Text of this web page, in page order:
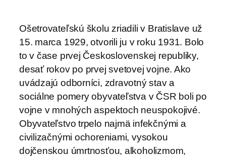
Ošetrovateľskú školu zriadili v Bratislave už
15. marca 1929, otvorili ju v roku 1931. Bolo
to v čase prvej Československej republiky,
desať rokov po prvej svetovej vojne. Ako
uvádzajú odborníci, zdravotný stav a
sociálne pomery obyvateľstva v ČSR boli po
vojne v mnohých aspektoch neuspokojivé.
Obyvateľstvo trpelo najmä infekčnými a
civilizačnými ochoreniami, vysokou
dojčenskou úmrtnosťou, alkoholizmom,